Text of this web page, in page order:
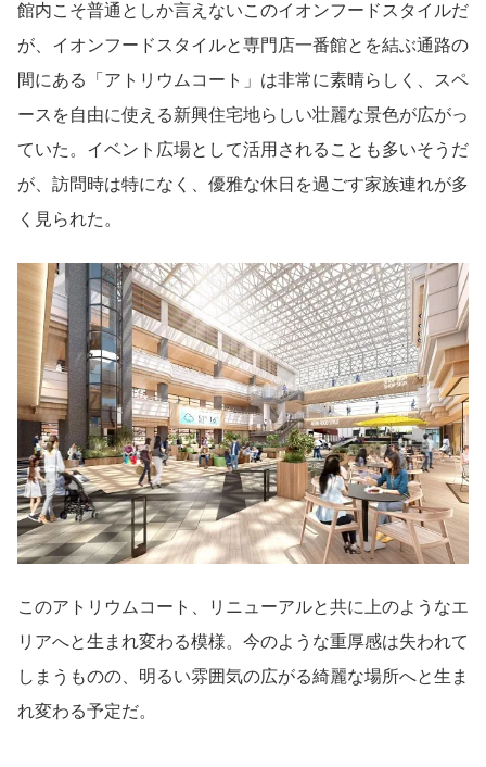
館内こそ普通としか言えないこのイオンフードスタイルだ
が、イオンフードスタイルと専門店一番館とを結ぶ通路の
間にある「アトリウムコート」は非常に素晴らしく、スペ
ースを自由に使える新興住宅地らしい壮麗な景色が広がっ
ていた。イベント広場として活用されることも多いそうだ
が、訪問時は特になく、優雅な休日を過ごす家族連れが多
く見られた。
このアトリウムコート、リニューアルと共に上のようなエ
リアへと生まれ変わる模様。今のような重厚感は失われて
しまうものの、明るい雰囲気の広がる綺麗な場所へと生ま
れ変わる予定だ。